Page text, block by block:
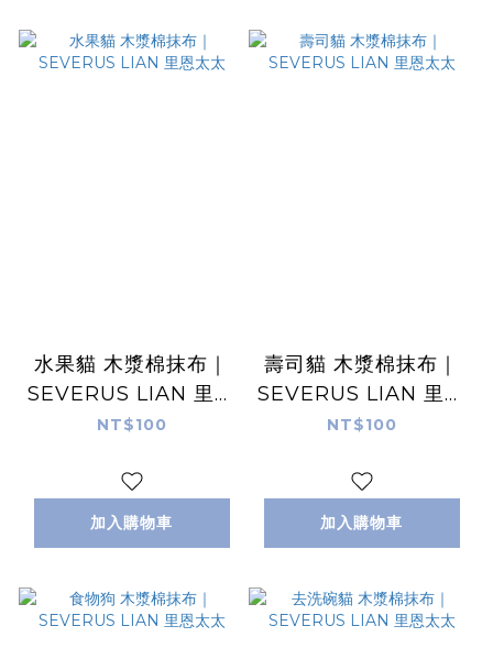
水果貓 木漿棉抹布｜
SEVERUS LIAN 里恩
太太
NT$100
加入購物車
壽司貓 木漿棉抹布｜
SEVERUS LIAN 里恩
太太
NT$100
加入購物車